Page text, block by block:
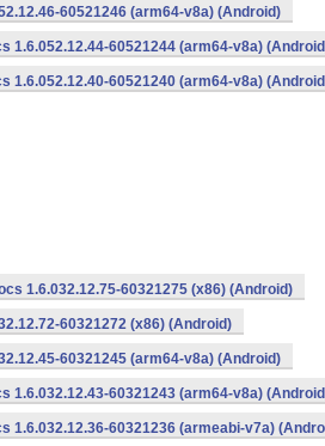
60521246 (arm64-v8a) (Android)
1.6.052.12.44-60521244 (arm64-v8a)
1.6.052.12.40-60521240 (arm64-v8a)
1.6.032.12.75-60321275 (x86) (Android)
60321272 (x86) (Android)
60321245 (arm64-v8a) (Android)
1.6.032.12.43-60321243 (arm64-v8a)
1.6.032.12.36-60321236 (armeabi-v7a)